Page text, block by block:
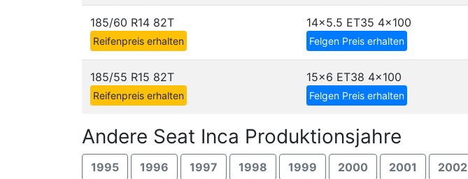
185/60 R14 82T
Reifenpreis erhalten
14x5.5 ET35 4x100
Felgen Preis erhalten
185/55 R15 82T
Reifenpreis erhalten
15x6 ET38 4x100
Felgen Preis erhalten
Andere Seat Inca Produktionsjahre
1995 1996 1997 1998 1999 2000 2001 2002